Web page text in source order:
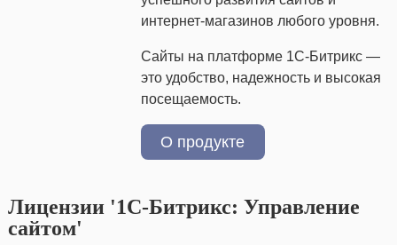
интернет-магазинов любого уровня.
Сайты на платформе 1С-Битрикс —
это удобство, надежность и высокая
посещаемость.
О продукте
Лицензии '1С-Битрикс: Управление
сайтом'